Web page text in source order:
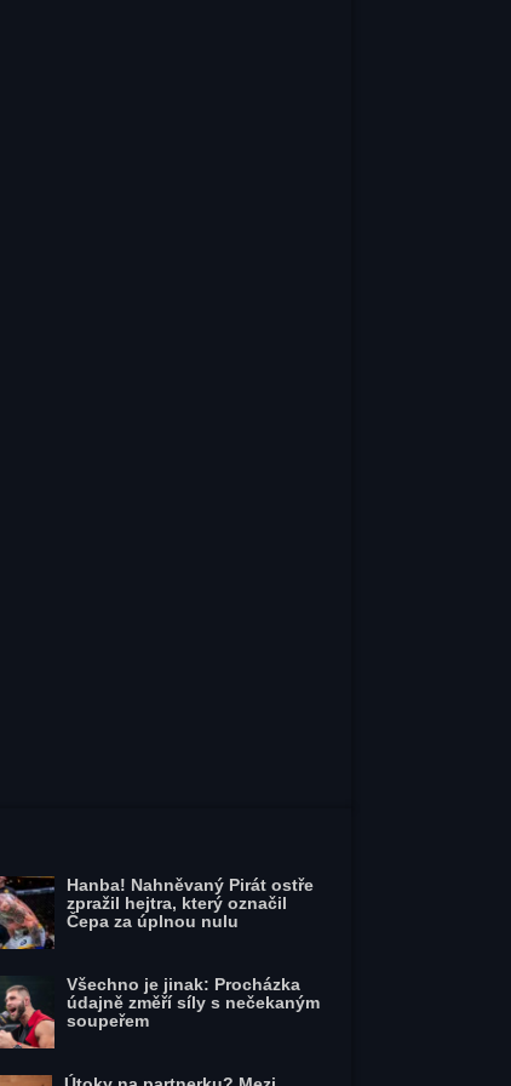
Hanba! Nahněvaný Pirát ostře
zpražil hejtra, který označil
Čepa za úplnou nulu
Všechno je jinak: Procházka
údajně změří síly s nečekaným
soupeřem